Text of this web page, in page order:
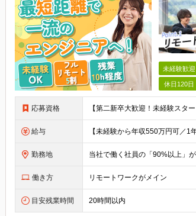
未経験歓迎
休日120日
応募資格
給与
勤務地
働き方 リモートワークがメイン
目安残業時間 20時間以内